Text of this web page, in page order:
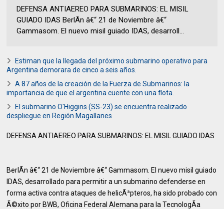
DEFENSA ANTIAEREO PARA SUBMARINOS: EL MISIL
GUIADO IDAS BerlÃ­n â€“ 21 de Noviembre â€“
Gammasom. El nuevo misil guiado IDAS, desarroll...
Estiman que la llegada del próximo submarino operativo para
Argentina demorara de cinco a seis años.
A 87 años de la creación de la Fuerza de Submarinos: la
importancia de que el argentina cuente con una flota.
El submarino O'Higgins (SS-23) se encuentra realizado
despliegue en Región Magallanes
DEFENSA ANTIAEREO PARA SUBMARINOS: EL MISIL GUIADO IDAS
BerlÃ­n â€“ 21 de Noviembre â€“ Gammasom. El nuevo misil guiado
IDAS, desarrollado para permitir a un submarino defenderse en
forma activa contra ataques de helicÃ³pteros, ha sido probado con
Ã©xito por BWB, Oficina Federal Alemana para la TecnologÃ­a